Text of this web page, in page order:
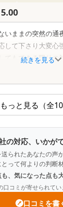
続きを見る
5.00
いままの突然の通
して下さり大変心
てもできる限りの
もっと見る（全
の対応、いかが
られたあなたの声
って何よりの判断
、気になった点も
口コミが寄せられてい
口コミを書